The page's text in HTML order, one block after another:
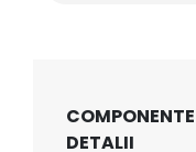
DETALII